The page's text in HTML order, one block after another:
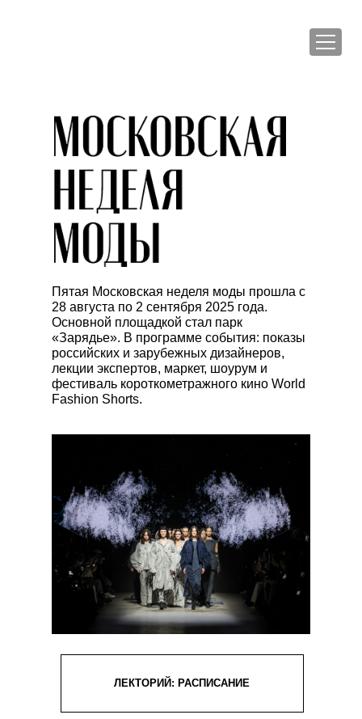
Пятая Московская неделя моды прошла с
28 августа по 2 сентября 2025 года.
Основной площадкой стал парк
«Зарядье». В программе события: показы
российских и зарубежных дизайнеров,
лекции экспертов, маркет, шоурум и
фестиваль короткометражного кино World
Fashion Shorts.
ЛЕКТОРИЙ: РАСПИСАНИЕ